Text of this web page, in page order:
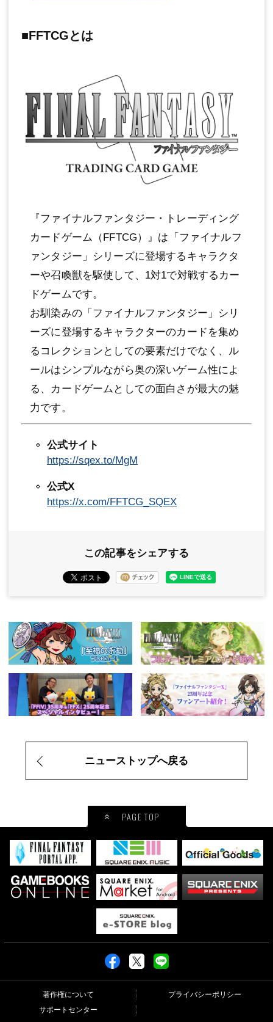
■FFTCGとは
『ファイナルファンタジー・トレーディング
カードゲーム（FFTCG）』は「ファイナルフ
ァンタジー」シリーズに登場するキャラクタ
ーや召喚獣を駆使して、1対1で対戦するカー
ドゲームです。
お馴染みの「ファイナルファンタジー」シリ
ーズに登場するキャラクターのカードを集め
るコレクションとしての要素だけでなく、ル
ールはシンプルながら奥の深いゲーム性によ
る、カードゲームとしての面白さが最大の魅
力です。
公式サイト
https://sqex.to/MgM
公式X
https://x.com/FFTCG_SQEX
この記事をシェアする
ニューストップへ戻る
PAGE TOP
著作権について
プライバシーポリシー
サポートセンター